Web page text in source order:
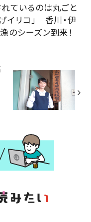
ているのは丸ごと
イリコ」 香川・伊
のシーズン到来！